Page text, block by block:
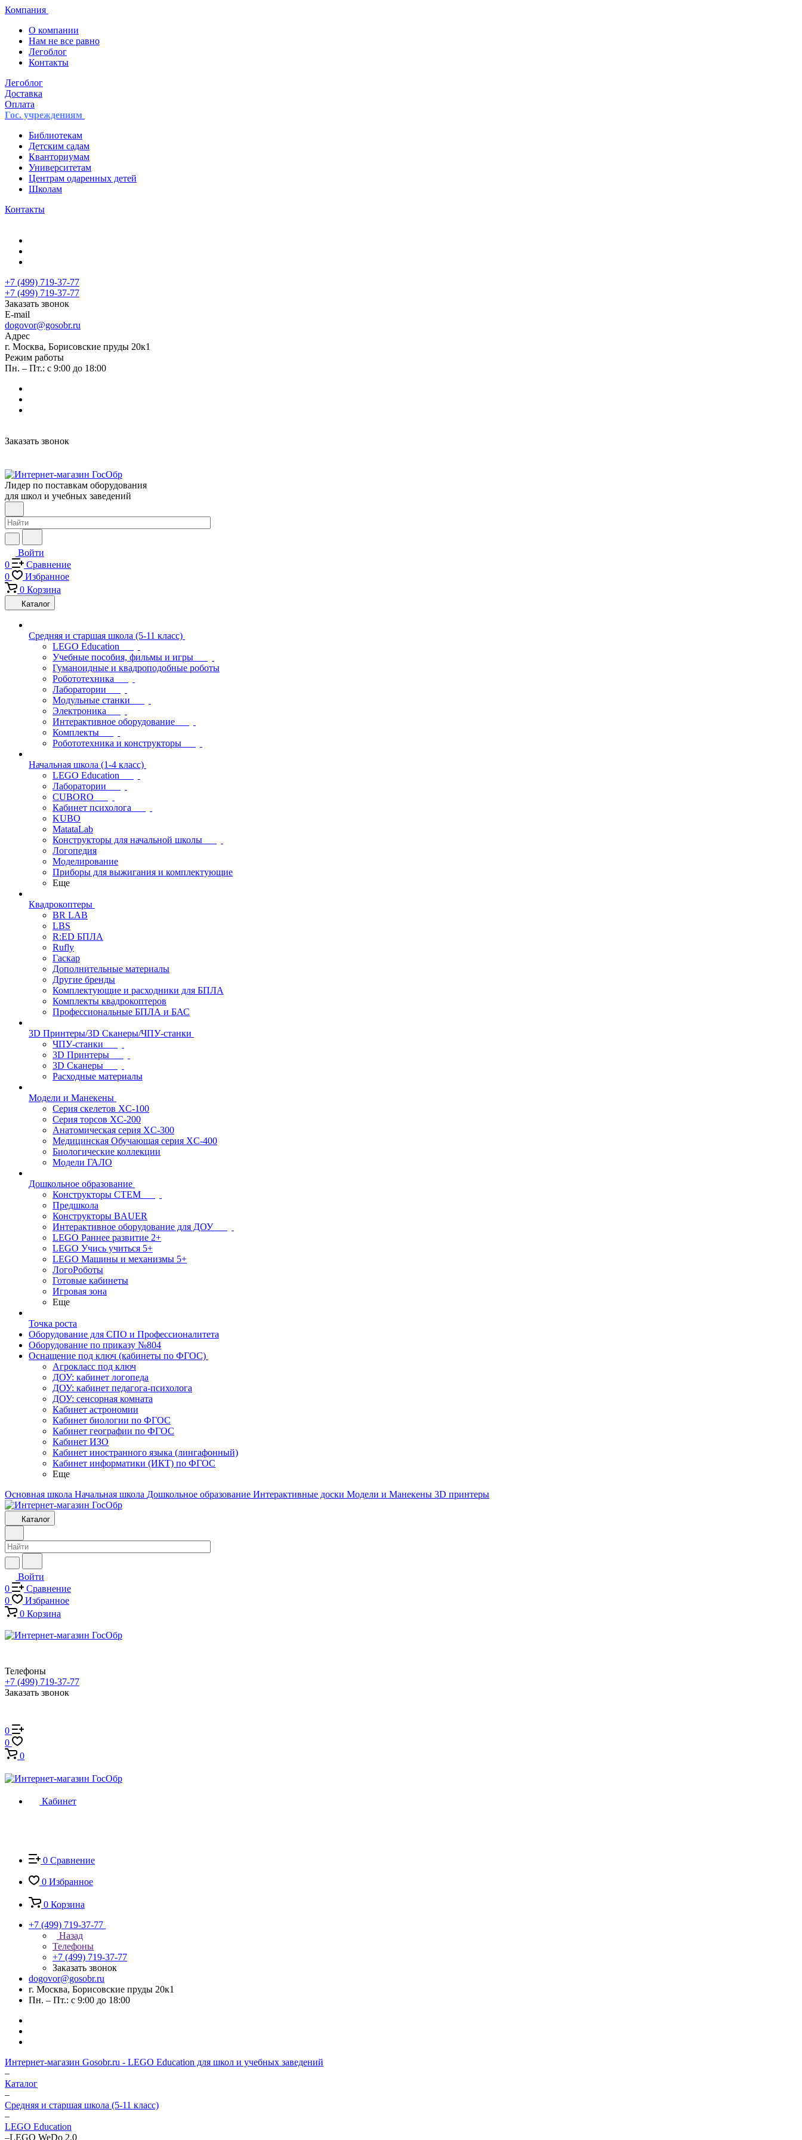
Компания
О компании
Нам не все равно
Легоблог
Контакты
Легоблог
Доставка
Оплата
Гос. учреждениям
Библиотекам
Детским садам
Кванториумам
Университетам
Центрам одаренных детей
Школам
Контакты
+7 (499) 719-37-77
+7 (499) 719-37-77
Заказать звонок
E-mail
dogovor@gosobr.ru
Адрес
г. Москва, Борисовские пруды 20к1
Режим работы
Пн. – Пт.: с 9:00 до 18:00
Заказать звонок
Лидер по поставкам оборудования
для школ и учебных заведений
Войти
0
Сравнение
0
Избранное
0 Корзина
Каталог
Средняя и старшая школа (5-11 класс)
LEGO Education
Учебные пособия, фильмы и игры
Гуманоидные и квадроподобные роботы
Робототехника
Лаборатории
Модульные станки
Электроника
Интерактивное оборудование
Комплекты
Робототехника и конструкторы
Начальная школа (1-4 класс)
LEGO Education
Лаборатории
CUBORO
Кабинет психолога
KUBO
MatataLab
Конструкторы для начальной школы
Логопедия
Моделирование
Приборы для выжигания и комплектующие
Еще
Квадрокоптеры
BR LAB
LBS
R:ED БПЛА
Rufly
Гаскар
Дополнительные материалы
Другие бренды
Комплектующие и расходники для БПЛА
Комплекты квадрокоптеров
Профессиональные БПЛА и БАС
3D Принтеры/3D Сканеры/ЧПУ-станки
ЧПУ-станки
3D Принтеры
3D Сканеры
Расходные материалы
Модели и Манекены
Серия скелетов XC-100
Серия торсов XC-200
Анатомическая серия XC-300
Медицинская Обучающая серия XC-400
Биологические коллекции
Модели ГАЛО
Дошкольное образование
Конструкторы СТЕМ
Предшкола
Конструкторы BAUER
Интерактивное оборудование для ДОУ
LEGO Раннее развитие 2+
LEGO Учись учиться 5+
LEGO Машины и механизмы 5+
ЛогоРоботы
Готовые кабинеты
Игровая зона
Еще
Точка роста
Оборудование для СПО и Профессионалитета
Оборудование по приказу №804
Оснащение под ключ (кабинеты по ФГОС)
Агрокласс под ключ
ДОУ: кабинет логопеда
ДОУ: кабинет педагога-психолога
ДОУ: сенсорная комната
Кабинет астрономии
Кабинет биологии по ФГОС
Кабинет географии по ФГОС
Кабинет ИЗО
Кабинет иностранного языка (лингафонный)
Кабинет информатики (ИКТ) по ФГОС
Еще
Основная школа Начальная школа Дошкольное образование Интерактивные доски Модели и Манекены 3D принтеры
Каталог
Войти
0
Сравнение
0
Избранное
0 Корзина
Телефоны
+7 (499) 719-37-77
Заказать звонок
0
0
0
Кабинет
0 Сравнение
0 Избранное
0 Корзина
+7 (499) 719-37-77
Назад
Телефоны
+7 (499) 719-37-77
Заказать звонок
dogovor@gosobr.ru
г. Москва, Борисовские пруды 20к1
Пн. – Пт.: с 9:00 до 18:00
Интернет-магазин Gosobr.ru - LEGO Education для школ и учебных заведений
–
Каталог
–
Средняя и старшая школа (5-11 класс)
–
LEGO Education
–LEGO WeDo 2.0